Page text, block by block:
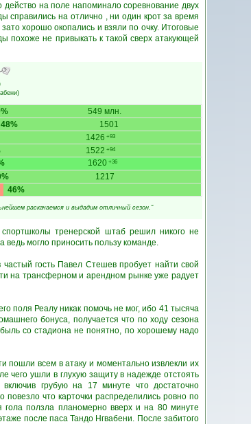
на поле напоминало соревнование двух
справились на отлично , ни один крот за время
хорошо окопались и взяли по очку. Итоговые
похоже не привыкать к такой сверх атакующей
)
549 млн.
48% 1501
1426 +93
1522 +94
1620 +36
1217
46%
раскачаемся и выдадим отличный сезон."
тренерской штаб решил никого не
могло приносить пользу команде.
гость Павел Стешев пробует найти свой
на трансферном и арендном рынке уже радует
поля Реалу никак помочь не мог, ибо 41 тысяча
бонуса, получается что по ходу сезона
со стадиона не понятно, по хорошему надо
пошли всем в атаку и моментально извлекли их
чего ушли в глухую защиту в надежде отстоять
грубую на 17 минуте что достаточно
что карточки распределились ровно по
ползла планомерно вверх и на 80 минуте
после паса Тандо Нгвабени. После забитого